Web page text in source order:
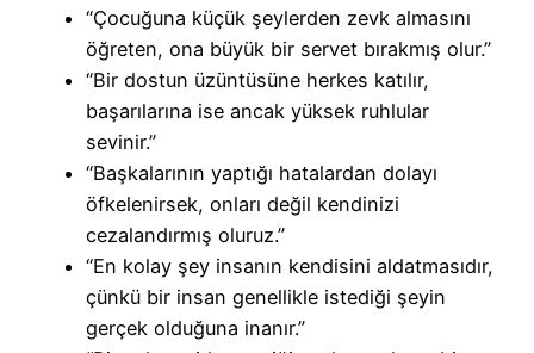
“Çocuğuna küçük şeylerden zevk almasını
öğreten, ona büyük bir servet bırakmış olur.”
“Bir dostun üzüntüsüne herkes katılır,
başarılarına ise ancak yüksek ruhlular
sevinir.”
“Başkalarının yaptığı hatalardan dolayı
öfkelenirsek, onları değil kendinizi
cezalandırmış oluruz.”
“En kolay şey insanın kendisini aldatmasıdır,
çünkü bir insan genellikle istediği şeyin
gerçek olduğuna inanır.”